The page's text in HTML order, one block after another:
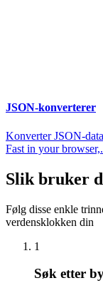
JSON-konverterer
Konverter JSON-
Fast in your
Slik bruker
Følg disse enkle
verdensklokken din
1
Søk etter